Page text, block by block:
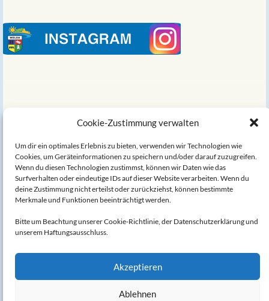
Cookie-Zustimmung verwalten
Um dir ein optimales Erlebnis zu bieten, verwenden wir Technologien wie
Cookies, um Geräteinformationen zu speichern und/oder darauf zuzugreifen.
Wenn du diesen Technologien zustimmst, können wir Daten wie das
Surfverhalten oder eindeutige IDs auf dieser Website verarbeiten. Wenn du
deine Zustimmung nicht erteilst oder zurückziehst, können bestimmte
Merkmale und Funktionen beeinträchtigt werden.
Bitte um Beachtung unserer Cookie-Richtlinie, der Datenschutzerklärung und
unserem Haftungsausschluss.
Akzeptieren
Ablehnen
Welda auf Wikipedia
Die Alte Mühle am Hörler Bach
Bruno Hake - Biografie
Datenschutzerklärung
Impressum
Haftungsausschluss